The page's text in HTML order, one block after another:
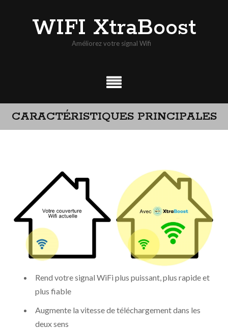
WIFI XtraBoost
Améliorez votre signal Wifi
CARACTÉRISTIQUES PRINCIPALES
Rend votre signal WiFi plus puissant, plus rapide et
plus fiable
Augmente la vitesse de téléchargement dans les
deux sens